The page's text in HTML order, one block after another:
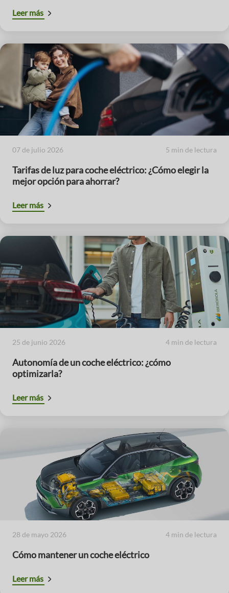
Leer más
07 de julio 2026 5 min de lectura
Tarifas de luz para coche eléctrico: ¿Cómo elegir la
mejor opción para ahorrar?
Leer más
25 de junio 2026 4 min de lectura
Autonomía de un coche eléctrico: ¿cómo
optimizarla?
Leer más
28 de mayo 2026 4 min de lectura
Cómo mantener un coche eléctrico
Leer más